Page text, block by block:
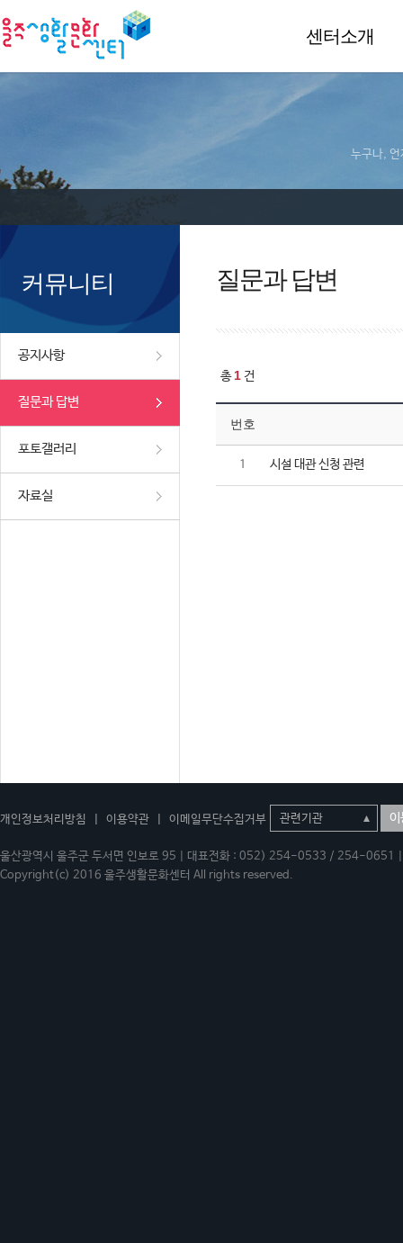
센터소개
누구나, 언
커뮤니티
공지사항
질문과 답변
포토갤러리
자료실
질문과 답변
총1 건
번호
1 시설 대관 신청 관련
개인정보처리방침 이용약관 이메일무단수집거부 이
울산광역시 울주군 두서면 인보로 95 | 대표전화 : 052) 254-0533 / 254-
Copyright(c) 2016 울주생활문화센터 All rights reserved.